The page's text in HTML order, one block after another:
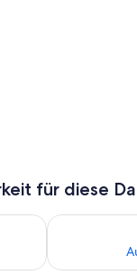
für diese
Nacht, Aug. 8
Überprüfe